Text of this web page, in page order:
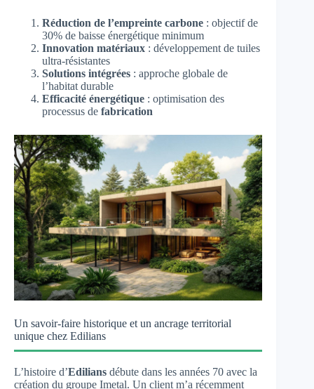
Réduction de l’empreinte carbone : objectif de
30% de baisse énergétique minimum
Innovation matériaux : développement de tuiles
ultra-résistantes
Solutions intégrées : approche globale de
l’habitat durable
Efficacité énergétique : optimisation des
processus de fabrication
Un savoir-faire historique et un ancrage territorial
unique chez Edilians
L’histoire d’Edilians débute dans les années 70 avec la
création du groupe Imetal. Un client m’a récemment